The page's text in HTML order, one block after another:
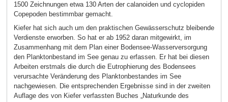
1500 Zeichnungen etwa 130 Arten der calanoiden und cyclopiden
Copepoden bestimmbar gemacht.
Kiefer hat sich auch um den praktischen Gewässerschutz bleibende
Verdienste erworben. So hat er ab 1952 daran mitgewirkt, im
Zusammenhang mit dem Plan einer Bodensee-Wasserversorgung
den Planktonbestand im See genau zu erfassen. Er hat bei diesen
Arbeiten erstmals die durch die Eutrophierung des Bodensees
verursachte Veränderung des Planktonbestandes im See
nachgewiesen. Die entsprechenden Ergebnisse sind in der zweiten
Auflage des von Kiefer verfassten Buches „Naturkunde des